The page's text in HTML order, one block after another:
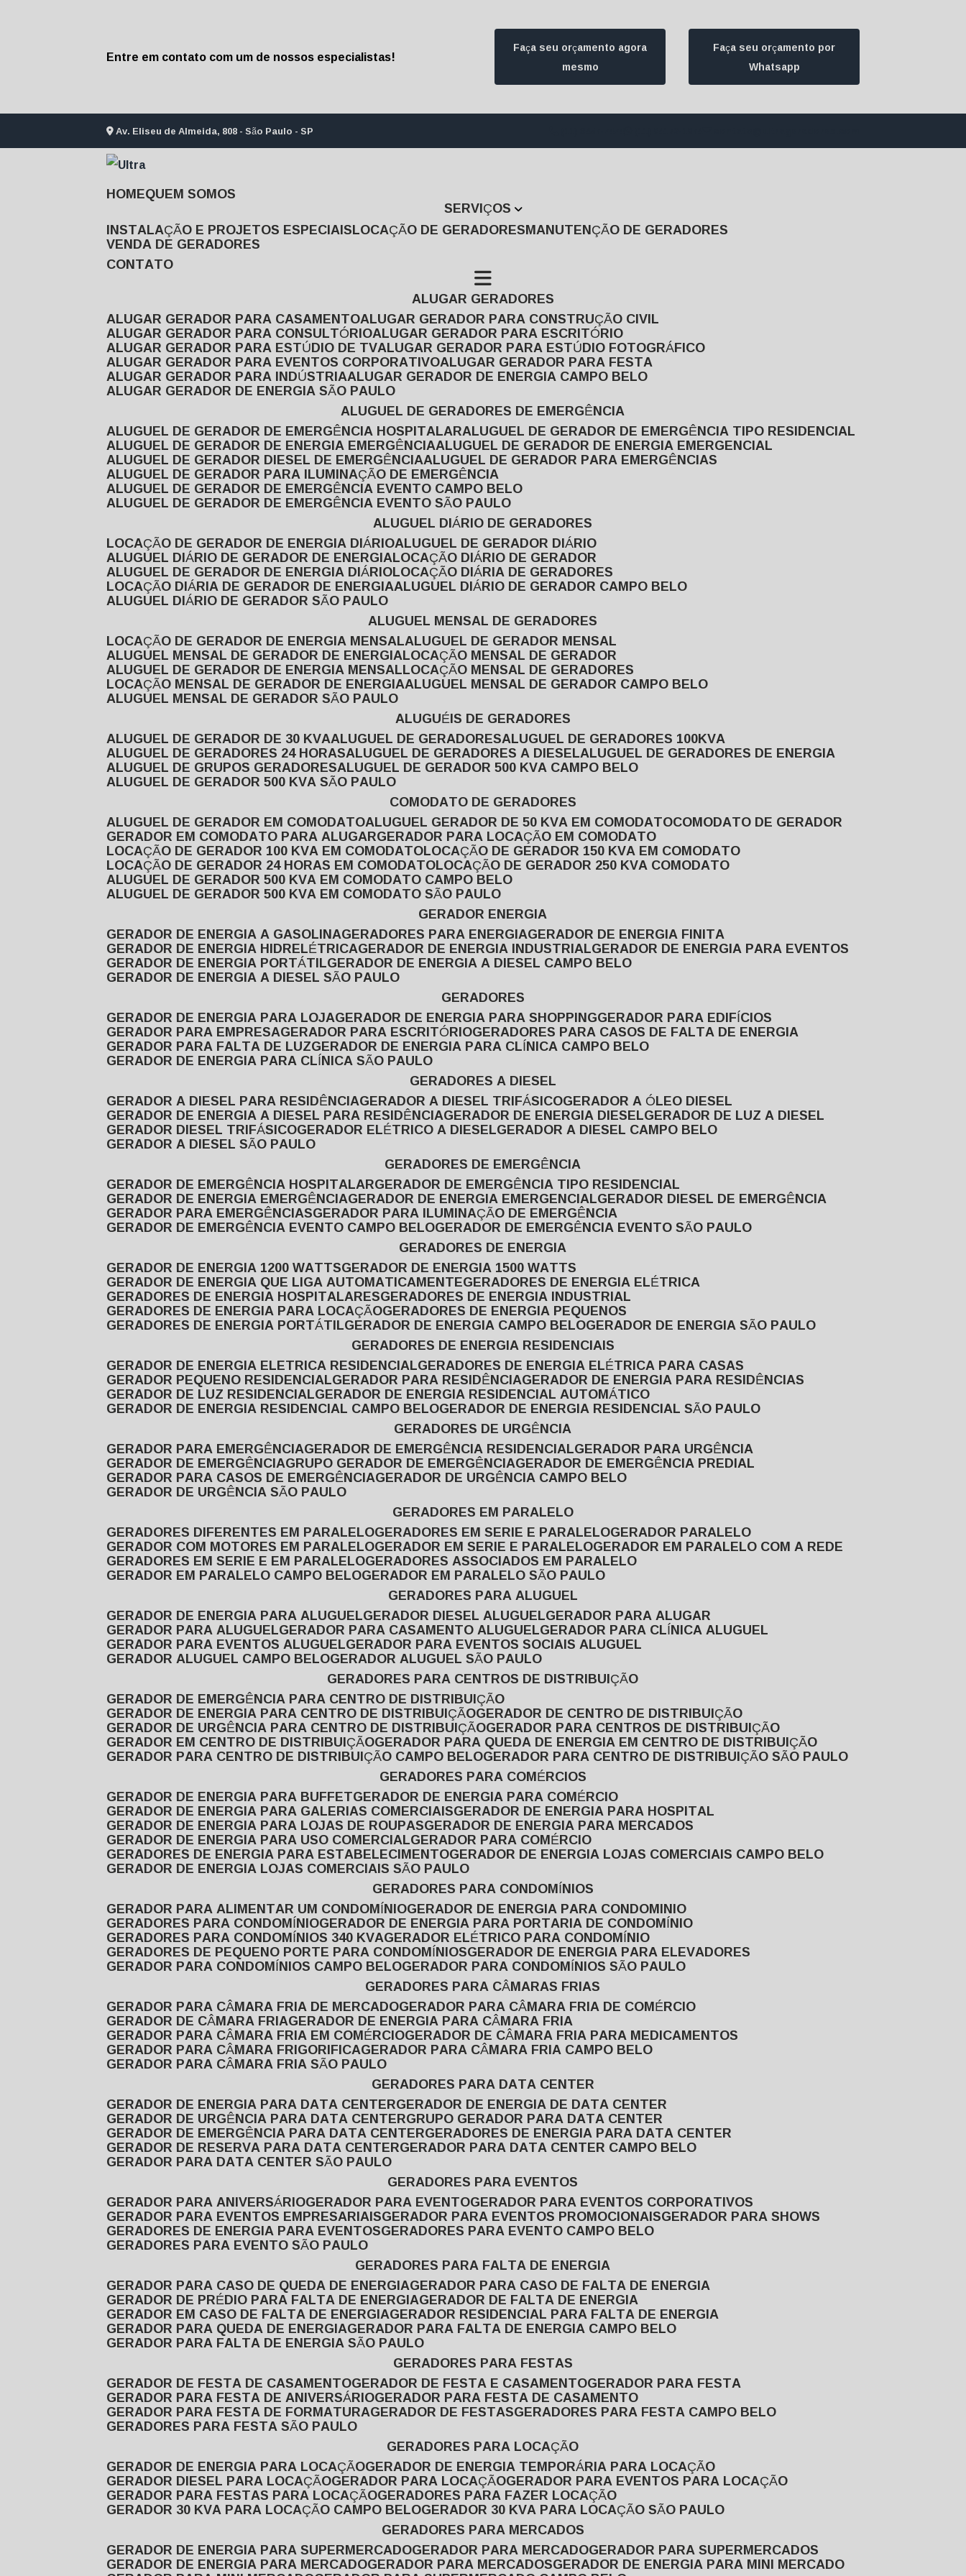
Entre em contato com um de nossos especialistas!
Faça seu orçamento agora
mesmo
Faça seu orçamento por
Whatsapp
Av. Eliseu de Almeida, 808 - São Paulo - SP
HOME QUEM SOMOS
SERVIÇOS
INSTALAÇÃO E PROJETOS ESPECIAIS LOCAÇÃO DE GERADORES MANUTENÇÃO DE GERADORES
VENDA DE GERADORES
CONTATO
ALUGAR GERADORES
ALUGAR GERADOR PARA CASAMENTO ALUGAR GERADOR PARA CONSTRUÇÃO CIVIL
ALUGAR GERADOR PARA CONSULTÓRIO ALUGAR GERADOR PARA ESCRITÓRIO
ALUGAR GERADOR PARA ESTÚDIO DE TV ALUGAR GERADOR PARA ESTÚDIO FOTOGRÁFICO
ALUGAR GERADOR PARA EVENTOS CORPORATIVO ALUGAR GERADOR PARA FESTA
ALUGAR GERADOR PARA INDÚSTRIA ALUGAR GERADOR DE ENERGIA CAMPO BELO
ALUGAR GERADOR DE ENERGIA SÃO PAULO
ALUGUEL DE GERADORES DE EMERGÊNCIA
ALUGUEL DE GERADOR DE EMERGÊNCIA HOSPITALAR ALUGUEL DE GERADOR DE EMERGÊNCIA TIPO RESIDENCIAL
ALUGUEL DE GERADOR DE ENERGIA EMERGÊNCIA ALUGUEL DE GERADOR DE ENERGIA EMERGENCIAL
ALUGUEL DE GERADOR DIESEL DE EMERGÊNCIA ALUGUEL DE GERADOR PARA EMERGÊNCIAS
ALUGUEL DE GERADOR PARA ILUMINAÇÃO DE EMERGÊNCIA
ALUGUEL DE GERADOR DE EMERGÊNCIA EVENTO CAMPO BELO
ALUGUEL DE GERADOR DE EMERGÊNCIA EVENTO SÃO PAULO
ALUGUEL DIÁRIO DE GERADORES
LOCAÇÃO DE GERADOR DE ENERGIA DIÁRIO ALUGUEL DE GERADOR DIÁRIO
ALUGUEL DIÁRIO DE GERADOR DE ENERGIA LOCAÇÃO DIÁRIO DE GERADOR
ALUGUEL DE GERADOR DE ENERGIA DIÁRIO LOCAÇÃO DIÁRIA DE GERADORES
LOCAÇÃO DIÁRIA DE GERADOR DE ENERGIA ALUGUEL DIÁRIO DE GERADOR CAMPO BELO
ALUGUEL DIÁRIO DE GERADOR SÃO PAULO
ALUGUEL MENSAL DE GERADORES
LOCAÇÃO DE GERADOR DE ENERGIA MENSAL ALUGUEL DE GERADOR MENSAL
ALUGUEL MENSAL DE GERADOR DE ENERGIA LOCAÇÃO MENSAL DE GERADOR
ALUGUEL DE GERADOR DE ENERGIA MENSAL LOCAÇÃO MENSAL DE GERADORES
LOCAÇÃO MENSAL DE GERADOR DE ENERGIA ALUGUEL MENSAL DE GERADOR CAMPO BELO
ALUGUEL MENSAL DE GERADOR SÃO PAULO
ALUGUÉIS DE GERADORES
ALUGUEL DE GERADOR DE 30 KVA ALUGUEL DE GERADORES ALUGUEL DE GERADORES 100KVA
ALUGUEL DE GERADORES 24 HORAS ALUGUEL DE GERADORES A DIESEL ALUGUEL DE GERADORES DE ENERGIA
ALUGUEL DE GRUPOS GERADORES ALUGUEL DE GERADOR 500 KVA CAMPO BELO
ALUGUEL DE GERADOR 500 KVA SÃO PAULO
COMODATO DE GERADORES
ALUGUEL DE GERADOR EM COMODATO ALUGUEL GERADOR DE 50 KVA EM COMODATO COMODATO DE GERADOR
GERADOR EM COMODATO PARA ALUGAR GERADOR PARA LOCAÇÃO EM COMODATO
LOCAÇÃO DE GERADOR 100 KVA EM COMODATO LOCAÇÃO DE GERADOR 150 KVA EM COMODATO
LOCAÇÃO DE GERADOR 24 HORAS EM COMODATO LOCAÇÃO DE GERADOR 250 KVA COMODATO
ALUGUEL DE GERADOR 500 KVA EM COMODATO CAMPO BELO
ALUGUEL DE GERADOR 500 KVA EM COMODATO SÃO PAULO
GERADOR ENERGIA
GERADOR DE ENERGIA A GASOLINA GERADORES PARA ENERGIA GERADOR DE ENERGIA FINITA
GERADOR DE ENERGIA HIDRELÉTRICA GERADOR DE ENERGIA INDUSTRIAL GERADOR DE ENERGIA PARA EVENTOS
GERADOR DE ENERGIA PORTÁTIL GERADOR DE ENERGIA A DIESEL CAMPO BELO
GERADOR DE ENERGIA A DIESEL SÃO PAULO
GERADORES
GERADOR DE ENERGIA PARA LOJA GERADOR DE ENERGIA PARA SHOPPING GERADOR PARA EDIFÍCIOS
GERADOR PARA EMPRESA GERADOR PARA ESCRITÓRIO GERADORES PARA CASOS DE FALTA DE ENERGIA
GERADOR PARA FALTA DE LUZ GERADOR DE ENERGIA PARA CLÍNICA CAMPO BELO
GERADOR DE ENERGIA PARA CLÍNICA SÃO PAULO
GERADORES A DIESEL
GERADOR A DIESEL PARA RESIDÊNCIA GERADOR A DIESEL TRIFÁSICO GERADOR A ÓLEO DIESEL
GERADOR DE ENERGIA A DIESEL PARA RESIDÊNCIA GERADOR DE ENERGIA DIESEL GERADOR DE LUZ A DIESEL
GERADOR DIESEL TRIFÁSICO GERADOR ELÉTRICO A DIESEL GERADOR A DIESEL CAMPO BELO
GERADOR A DIESEL SÃO PAULO
GERADORES DE EMERGÊNCIA
GERADOR DE EMERGÊNCIA HOSPITALAR GERADOR DE EMERGÊNCIA TIPO RESIDENCIAL
GERADOR DE ENERGIA EMERGÊNCIA GERADOR DE ENERGIA EMERGENCIAL GERADOR DIESEL DE EMERGÊNCIA
GERADOR PARA EMERGÊNCIAS GERADOR PARA ILUMINAÇÃO DE EMERGÊNCIA
GERADOR DE EMERGÊNCIA EVENTO CAMPO BELO GERADOR DE EMERGÊNCIA EVENTO SÃO PAULO
GERADORES DE ENERGIA
GERADOR DE ENERGIA 1200 WATTS GERADOR DE ENERGIA 1500 WATTS
GERADOR DE ENERGIA QUE LIGA AUTOMATICAMENTE GERADORES DE ENERGIA ELÉTRICA
GERADORES DE ENERGIA HOSPITALARES GERADORES DE ENERGIA INDUSTRIAL
GERADORES DE ENERGIA PARA LOCAÇÃO GERADORES DE ENERGIA PEQUENOS
GERADORES DE ENERGIA PORTÁTIL GERADOR DE ENERGIA CAMPO BELO GERADOR DE ENERGIA SÃO PAULO
GERADORES DE ENERGIA RESIDENCIAIS
GERADOR DE ENERGIA ELETRICA RESIDENCIAL GERADORES DE ENERGIA ELÉTRICA PARA CASAS
GERADOR PEQUENO RESIDENCIAL GERADOR PARA RESIDÊNCIA GERADOR DE ENERGIA PARA RESIDÊNCIAS
GERADOR DE LUZ RESIDENCIAL GERADOR DE ENERGIA RESIDENCIAL AUTOMÁTICO
GERADOR DE ENERGIA RESIDENCIAL CAMPO BELO GERADOR DE ENERGIA RESIDENCIAL SÃO PAULO
GERADORES DE URGÊNCIA
GERADOR PARA EMERGÊNCIA GERADOR DE EMERGÊNCIA RESIDENCIAL GERADOR PARA URGÊNCIA
GERADOR DE EMERGÊNCIA GRUPO GERADOR DE EMERGÊNCIA GERADOR DE EMERGÊNCIA PREDIAL
GERADOR PARA CASOS DE EMERGÊNCIA GERADOR DE URGÊNCIA CAMPO BELO
GERADOR DE URGÊNCIA SÃO PAULO
GERADORES EM PARALELO
GERADORES DIFERENTES EM PARALELO GERADORES EM SERIE E PARALELO GERADOR PARALELO
GERADOR COM MOTORES EM PARALELO GERADOR EM SERIE E PARALELO GERADOR EM PARALELO COM A REDE
GERADORES EM SERIE E EM PARALELO GERADORES ASSOCIADOS EM PARALELO
GERADOR EM PARALELO CAMPO BELO GERADOR EM PARALELO SÃO PAULO
GERADORES PARA ALUGUEL
GERADOR DE ENERGIA PARA ALUGUEL GERADOR DIESEL ALUGUEL GERADOR PARA ALUGAR
GERADOR PARA ALUGUEL GERADOR PARA CASAMENTO ALUGUEL GERADOR PARA CLÍNICA ALUGUEL
GERADOR PARA EVENTOS ALUGUEL GERADOR PARA EVENTOS SOCIAIS ALUGUEL
GERADOR ALUGUEL CAMPO BELO GERADOR ALUGUEL SÃO PAULO
GERADORES PARA CENTROS DE DISTRIBUIÇÃO
GERADOR DE EMERGÊNCIA PARA CENTRO DE DISTRIBUIÇÃO
GERADOR DE ENERGIA PARA CENTRO DE DISTRIBUIÇÃO GERADOR DE CENTRO DE DISTRIBUIÇÃO
GERADOR DE URGÊNCIA PARA CENTRO DE DISTRIBUIÇÃO GERADOR PARA CENTROS DE DISTRIBUIÇÃO
GERADOR EM CENTRO DE DISTRIBUIÇÃO GERADOR PARA QUEDA DE ENERGIA EM CENTRO DE DISTRIBUIÇÃO
GERADOR PARA CENTRO DE DISTRIBUIÇÃO CAMPO BELO GERADOR PARA CENTRO DE DISTRIBUIÇÃO SÃO PAULO
GERADORES PARA COMÉRCIOS
GERADOR DE ENERGIA PARA BUFFET GERADOR DE ENERGIA PARA COMÉRCIO
GERADOR DE ENERGIA PARA GALERIAS COMERCIAIS GERADOR DE ENERGIA PARA HOSPITAL
GERADOR DE ENERGIA PARA LOJAS DE ROUPAS GERADOR DE ENERGIA PARA MERCADOS
GERADOR DE ENERGIA PARA USO COMERCIAL GERADOR PARA COMÉRCIO
GERADORES DE ENERGIA PARA ESTABELECIMENTO GERADOR DE ENERGIA LOJAS COMERCIAIS CAMPO BELO
GERADOR DE ENERGIA LOJAS COMERCIAIS SÃO PAULO
GERADORES PARA CONDOMÍNIOS
GERADOR PARA ALIMENTAR UM CONDOMÍNIO GERADOR DE ENERGIA PARA CONDOMINIO
GERADORES PARA CONDOMÍNIO GERADOR DE ENERGIA PARA PORTARIA DE CONDOMÍNIO
GERADORES PARA CONDOMÍNIOS 340 KVA GERADOR ELÉTRICO PARA CONDOMÍNIO
GERADORES DE PEQUENO PORTE PARA CONDOMÍNIOS GERADOR DE ENERGIA PARA ELEVADORES
GERADOR PARA CONDOMÍNIOS CAMPO BELO GERADOR PARA CONDOMÍNIOS SÃO PAULO
GERADORES PARA CÂMARAS FRIAS
GERADOR PARA CÂMARA FRIA DE MERCADO GERADOR PARA CÂMARA FRIA DE COMÉRCIO
GERADOR DE CÂMARA FRIA GERADOR DE ENERGIA PARA CÂMARA FRIA
GERADOR PARA CÂMARA FRIA EM COMÉRCIO GERADOR DE CÂMARA FRIA PARA MEDICAMENTOS
GERADOR PARA CÂMARA FRIGORIFICA GERADOR PARA CÂMARA FRIA CAMPO BELO
GERADOR PARA CÂMARA FRIA SÃO PAULO
GERADORES PARA DATA CENTER
GERADOR DE ENERGIA PARA DATA CENTER GERADOR DE ENERGIA DE DATA CENTER
GERADOR DE URGÊNCIA PARA DATA CENTER GRUPO GERADOR PARA DATA CENTER
GERADOR DE EMERGÊNCIA PARA DATA CENTER GERADORES DE ENERGIA PARA DATA CENTER
GERADOR DE RESERVA PARA DATA CENTER GERADOR PARA DATA CENTER CAMPO BELO
GERADOR PARA DATA CENTER SÃO PAULO
GERADORES PARA EVENTOS
GERADOR PARA ANIVERSÁRIO GERADOR PARA EVENTO GERADOR PARA EVENTOS CORPORATIVOS
GERADOR PARA EVENTOS EMPRESARIAIS GERADOR PARA EVENTOS PROMOCIONAIS GERADOR PARA SHOWS
GERADORES DE ENERGIA PARA EVENTOS GERADORES PARA EVENTO CAMPO BELO
GERADORES PARA EVENTO SÃO PAULO
GERADORES PARA FALTA DE ENERGIA
GERADOR PARA CASO DE QUEDA DE ENERGIA GERADOR PARA CASO DE FALTA DE ENERGIA
GERADOR DE PRÉDIO PARA FALTA DE ENERGIA GERADOR DE FALTA DE ENERGIA
GERADOR EM CASO DE FALTA DE ENERGIA GERADOR RESIDENCIAL PARA FALTA DE ENERGIA
GERADOR PARA QUEDA DE ENERGIA GERADOR PARA FALTA DE ENERGIA CAMPO BELO
GERADOR PARA FALTA DE ENERGIA SÃO PAULO
GERADORES PARA FESTAS
GERADOR DE FESTA DE CASAMENTO GERADOR DE FESTA E CASAMENTO GERADOR PARA FESTA
GERADOR PARA FESTA DE ANIVERSÁRIO GERADOR PARA FESTA DE CASAMENTO
GERADOR PARA FESTA DE FORMATURA GERADOR DE FESTAS GERADORES PARA FESTA CAMPO BELO
GERADORES PARA FESTA SÃO PAULO
GERADORES PARA LOCAÇÃO
GERADOR DE ENERGIA PARA LOCAÇÃO GERADOR DE ENERGIA TEMPORÁRIA PARA LOCAÇÃO
GERADOR DIESEL PARA LOCAÇÃO GERADOR PARA LOCAÇÃO GERADOR PARA EVENTOS PARA LOCAÇÃO
GERADOR PARA FESTAS PARA LOCAÇÃO GERADORES PARA FAZER LOCAÇÃO
GERADOR 30 KVA PARA LOCAÇÃO CAMPO BELO GERADOR 30 KVA PARA LOCAÇÃO SÃO PAULO
GERADORES PARA MERCADOS
GERADOR DE ENERGIA PARA SUPERMERCADO GERADOR PARA MERCADO GERADOR PARA SUPERMERCADOS
GERADOR DE ENERGIA PARA MERCADO GERADOR PARA MERCADOS GERADOR DE ENERGIA PARA MINI MERCADO